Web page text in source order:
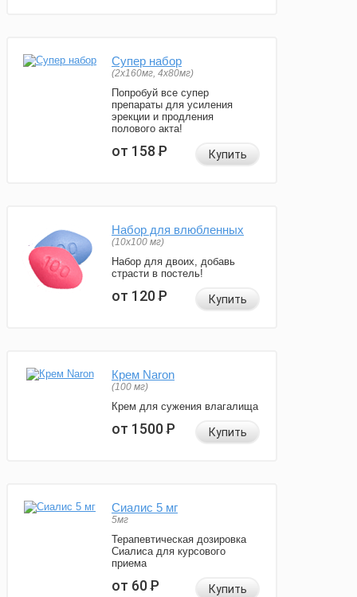
Супер набор
(2х160мг, 4х80мг)
Попробуй все супер
препараты для усиления
эрекции и продления
полового акта!
от 158Р Купить
Набор для влюбленных
(10х100 мг)
Набор для двоих, добавь
страсти в постель!
от 120Р Купить
Крем Naron
(100 мг)
Крем для сужения влагалища
от 1500Р Купить
Сиалис 5 мг
5мг
Терапевтическая дозировка
Сиалиса для курсового
приема
от 60Р Купить